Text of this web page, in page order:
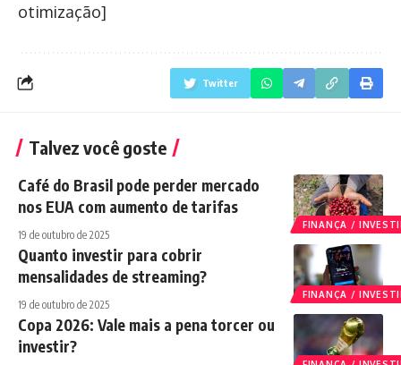
otimização]
Twitter
Talvez você goste
FINANÇA /
Café do Brasil pode perder mercado
nos EUA com aumento de tarifas
19 de outubro de 2025
FINANÇA /
Quanto investir para cobrir
mensalidades de streaming?
19 de outubro de 2025
Copa 2026: Vale mais a pena torcer ou
investir?